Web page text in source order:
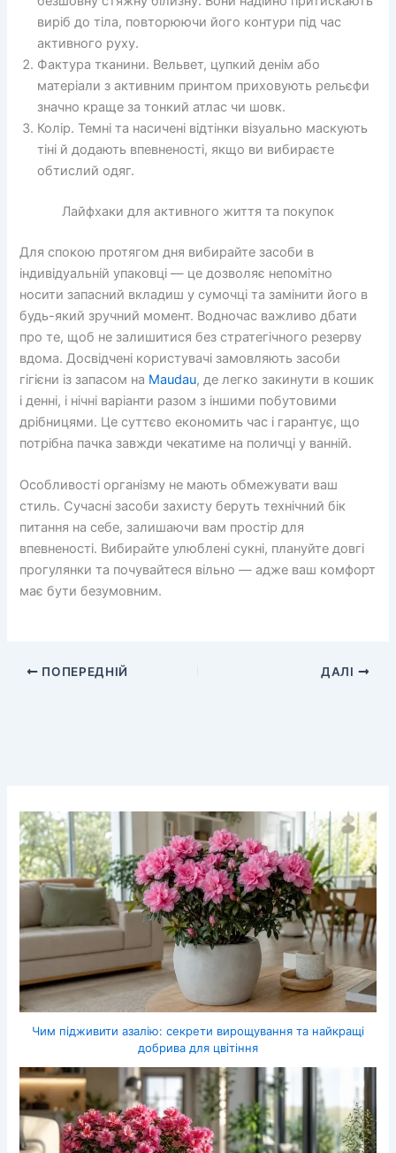
виріб до тіла, повторюючи його контури під час
активного руху.
Фактура тканини. Вельвет, цупкий денім або
матеріали з активним принтом приховують рельєфи
значно краще за тонкий атлас чи шовк.
Колір. Темні та насичені відтінки візуально маскують
тіні й додають впевненості, якщо ви вибираєте
обтислий одяг.
Лайфхаки для активного життя та покупок
Для спокою протягом дня вибирайте засоби в
індивідуальній упаковці — це дозволяє непомітно
носити запасний вкладиш у сумочці та замінити його в
будь-який зручний момент. Водночас важливо дбати
про те, щоб не залишитися без стратегічного резерву
вдома. Досвідчені користувачі замовляють засоби
гігієни із запасом на Maudau, де легко закинути в кошик
і денні, і нічні варіанти разом з іншими побутовими
дрібницями. Це суттєво економить час і гарантує, що
потрібна пачка завжди чекатиме на поличці у ванній.
Особливості організму не мають обмежувати ваш
стиль. Сучасні засоби захисту беруть технічний бік
питання на себе, залишаючи вам простір для
впевненості. Вибирайте улюблені сукні, плануйте довгі
прогулянки та почувайтеся вільно — адже ваш комфорт
має бути безумовним.
ПОПЕРЕДНІЙ ДАЛІ
Чим підживити азалію: секрети вирощування та найкращі
добрива для цвітіння